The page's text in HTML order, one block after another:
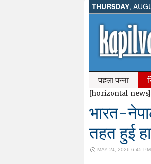
THURSDAY,
पहला पन्ना
[horizontal_news]
भारत-
तहत हुई
MAY 24, 2026 6:45 PM